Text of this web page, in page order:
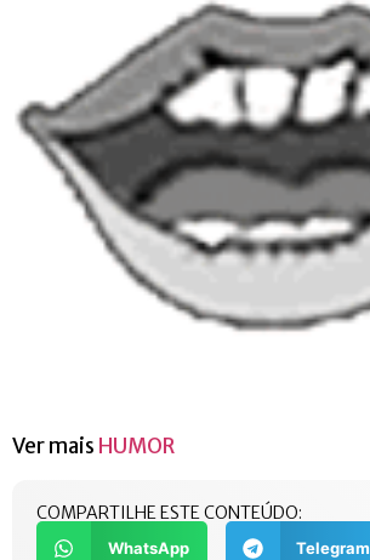
Ver mais HUMOR
COMPARTILHE ESTE CONTEÚDO:
WhatsApp Telegram